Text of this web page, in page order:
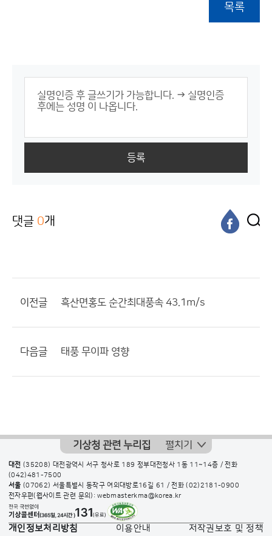
목록
등록
댓글 0개
이전글 흑산면홍도 순간최대풍속 43.1m/s
다음글 태풍 무이파 영향
기상청 관련 누리집 펼치기
대전 (35208) 대전광역시 서구 청사로 189 정부대전청사 1동 11~14층 / 전화
(042)481-7500
서울 (07062) 서울특별시 동작구 여의대방로16길 61 / 전화(02)2181-0900
전자우편(웹사이트 관련 문의): webmasterkma@korea.kr
개인정보처리방침 이용안내
저작권보호 및 정책